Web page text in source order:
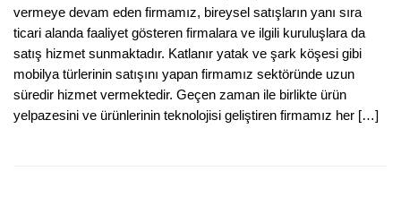
vermeye devam eden firmamız, bireysel satışların yanı sıra
ticari alanda faaliyet gösteren firmalara ve ilgili kuruluşlara da
satış hizmet sunmaktadır. Katlanır yatak ve şark köşesi gibi
mobilya türlerinin satışını yapan firmamız sektöründe uzun
süredir hizmet vermektedir. Geçen zaman ile birlikte ürün
yelpazesini ve ürünlerinin teknolojisi geliştiren firmamız her […]